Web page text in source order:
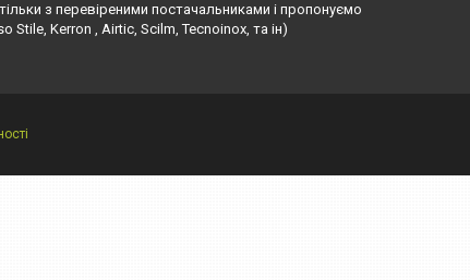
з перевіреними постачальниками і пропонуємо
Stile, Kerron , Airtic, Scilm, Tecnoinox, та ін)